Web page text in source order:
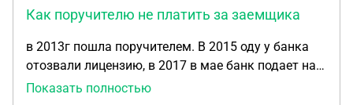
Как поручителю не платить за заемщика
в 2013г пошла поручителем. В 2015 оду у банка
отозвали лицензию, в 2017 в мае банк подает на
меня в суд как на поручителя, при этом заемщик
Показать полностью